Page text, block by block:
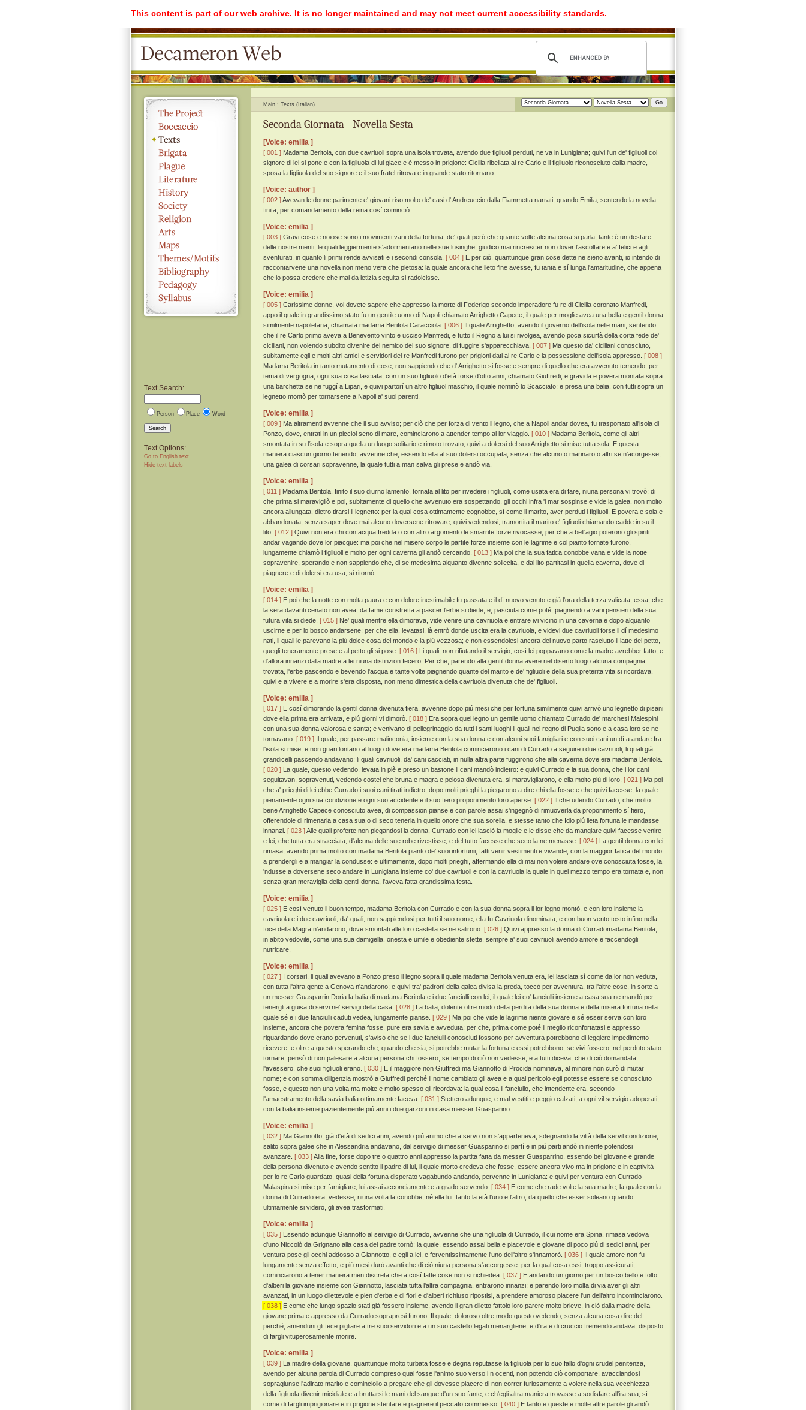
This content is part of our web archive. It is no longer maintained and may not meet current accessibility standards.
Text Search:
Person Place Word
Search
Text Options:
Go to English text
Hide text labels
Main Texts (Italian)
Seconda Giornata - Novella Sesta
[Voice: emilia ]
[ 001 ] Madama Beritola, con due cavriuoli sopra una isola trovata, avendo due figliuoli perduti, ne va in Lunigiana; quivi l'un de' figliuoli col
signore di lei si pone e con la figliuola di lui giace e è messo in prigione: Cicilia ribellata al re Carlo e il figliuolo riconosciuto dalla madre,
sposa la figliuola del suo signore e il suo fratel ritrova e in grande stato ritornano.
[Voice: author ]
[ 002 ]Avevan le donne parimente e' giovani riso molto de' casi d' Andreuccio dalla Fiammetta narrati, quando Emilia, sentendo la novella
finita, per comandamento della reina cosí cominciò:
[Voice: emilia ]
[ 003 ] Gravi cose e noiose sono i movimenti varii della fortuna, de' quali però che quante volte alcuna cosa si parla, tante è un destare
delle nostre menti, le quali leggiermente s'adormentano nelle sue lusinghe, giudico mai rincrescer non dover l'ascoltare e a' felici e agli
sventurati, in quanto li primi rende avvisati e i secondi consola. [ 004 ] E per ciò, quantunque gran cose dette ne sieno avanti, io intendo di
raccontarvene una novella non meno vera che pietosa: la quale ancora che lieto fine avesse, fu tanta e sí lunga l'amaritudine, che appena
che io possa credere che mai da letizia seguita si radolcisse.
[Voice: emilia ]
[ 005 ] Carissime donne, voi dovete sapere che appresso la morte di Federigo secondo imperadore fu re di Cicilia coronato Manfredi,
appo il quale in grandissimo stato fu un gentile uomo di Napoli chiamato Arrighetto Capece, il quale per moglie avea una bella e gentil donna
similmente napoletana, chiamata madama Beritola Caracciola. [ 006 ] Il quale Arrighetto, avendo il governo dell'isola nelle mani, sentendo
che il re Carlo primo aveva a Benevento vinto e ucciso Manfredi, e tutto il Regno a lui si rivolgea, avendo poca sicurtà della corta fede de'
ciciliani, non volendo subdito divenire del nemico del suo signore, di fuggire s'apparecchiava. [ 007 ] Ma questo da' ciciliani conosciuto,
subitamente egli e molti altri amici e servidori del re Manfredi furono per prigioni dati al re Carlo e la possessione dell'isola appresso. [ 008 ]
Madama Beritola in tanto mutamento di cose, non sappiendo che d' Arrighetto si fosse e sempre di quello che era avvenuto temendo, per
tema di vergogna, ogni sua cosa lasciata, con un suo figliuolo d'età forse d'otto anni, chiamato Giuffredi, e gravida e povera montata sopra
una barchetta se ne fuggí a Lipari, e quivi partorí un altro figliuol maschio, il quale nominò lo Scacciato; e presa una balia, con tutti sopra un
legnetto montò per tornarsene a Napoli a' suoi parenti.
[Voice: emilia ]
[ 009 ] Ma altramenti avvenne che il suo avviso; per ciò che per forza di vento il legno, che a Napoli andar dovea, fu trasportato all'isola di
Ponzo, dove, entrati in un picciol seno di mare, cominciarono a attender tempo al lor viaggio. [ 010 ] Madama Beritola, come gli altri
smontata in su l'isola e sopra quella un luogo solitario e rimoto trovato, quivi a dolersi del suo Arrighetto si mise tutta sola. E questa
maniera ciascun giorno tenendo, avvenne che, essendo ella al suo dolersi occupata, senza che alcuno o marinaro o altri se n'acorgesse,
una galea di corsari sopravenne, la quale tutti a man salva gli prese e andò via.
[Voice: emilia ]
[ 011 ] Madama Beritola, finito il suo diurno lamento, tornata al lito per rivedere i figliuoli, come usata era di fare, niuna persona vi trovò; di
che prima si maravigliò e poi, subitamente di quello che avvenuto era sospettando, gli occhi infra 'l mar sospinse e vide la galea, non molto
ancora allungata, dietro tirarsi il legnetto: per la qual cosa ottimamente cognobbe, sí come il marito, aver perduti i figliuoli. E povera e sola e
abbandonata, senza saper dove mai alcuno doversene ritrovare, quivi vedendosi, tramortita il marito e' figliuoli chiamando cadde in su il
lito. [ 012 ] Quivi non era chi con acqua fredda o con altro argomento le smarrite forze rivocasse, per che a bell'agio poterono gli spiriti
andar vagando dove lor piacque: ma poi che nel misero corpo le partite forze insieme con le lagrime e col pianto tornate furono,
lungamente chiamò i figliuoli e molto per ogni caverna gli andò cercando. [ 013 ] Ma poi che la sua fatica conobbe vana e vide la notte
sopravenire, sperando e non sappiendo che, di se medesima alquanto divenne sollecita, e dal lito partitasi in quella caverna, dove di
piagnere e di dolersi era usa, si ritornò.
[Voice: emilia ]
[ 014 ] E poi che la notte con molta paura e con dolore inestimabile fu passata e il dí nuovo venuto e già l'ora della terza valicata, essa, che
la sera davanti cenato non avea, da fame constretta a pascer l'erbe si diede; e, pasciuta come poté, piagnendo a varii pensieri della sua
futura vita si diede. [ 015 ] Ne' quali mentre ella dimorava, vide venire una cavriuola e entrare ivi vicino in una caverna e dopo alquanto
uscirne e per lo bosco andarsene: per che ella, levatasi, là entrò donde uscita era la cavriuola, e videvi due cavriuoli forse il dí medesimo
nati, li quali le parevano la piú dolce cosa del mondo e la piú vezzosa; e non essendolesi ancora del nuovo parto rasciutto il latte del petto,
quegli teneramente prese e al petto gli si pose. [ 016 ] Li quali, non rifiutando il servigio, cosí lei poppavano come la madre avrebber fatto; e
d'allora innanzi dalla madre a lei niuna distinzion fecero. Per che, parendo alla gentil donna avere nel diserto luogo alcuna compagnia
trovata, l'erbe pascendo e bevendo l'acqua e tante volte piagnendo quante del marito e de' figliuoli e della sua preterita vita si ricordava,
quivi e a vivere e a morire s'era disposta, non meno dimestica della cavriuola divenuta che de' figliuoli.
[Voice: emilia ]
[ 017 ] E cosí dimorando la gentil donna divenuta fiera, avvenne dopo piú mesi che per fortuna similmente quivi arrivò uno legnetto di pisani
dove ella prima era arrivata, e piú giorni vi dimorò. [ 018 ] Era sopra quel legno un gentile uomo chiamato Currado de' marchesi Malespini
con una sua donna valorosa e santa; e venivano di pellegrinaggio da tutti i santi luoghi li quali nel regno di Puglia sono e a casa loro se ne
tornavano. [ 019 ] Il quale, per passare malinconia, insieme con la sua donna e con alcuni suoi famigliari e con suoi cani un dí a andare fra
l'isola si mise; e non guari lontano al luogo dove era madama Beritola cominciarono i cani di Currado a seguire i due cavriuoli, li quali già
grandicelli pascendo andavano; li quali cavriuoli, da' cani cacciati, in nulla altra parte fuggirono che alla caverna dove era madama Beritola.
[ 020 ] La quale, questo vedendo, levata in piè e preso un bastone li cani mandò indietro: e quivi Currado e la sua donna, che i lor cani
seguitavan, sopravenuti, vedendo costei che bruna e magra e pelosa divenuta era, si maravigliarono, e ella molto piú di loro. [ 021 ] Ma poi
che a' prieghi di lei ebbe Currado i suoi cani tirati indietro, dopo molti prieghi la piegarono a dire chi ella fosse e che quivi facesse; la quale
pienamente ogni sua condizione e ogni suo accidente e il suo fiero proponimento loro aperse. [ 022 ] Il che udendo Currado, che molto
bene Arrighetto Capece conosciuto avea, di compassion pianse e con parole assai s'ingegnò di rimuoverla da proponimento sí fiero,
offerendole di rimenarla a casa sua o di seco tenerla in quello onore che sua sorella, e stesse tanto che Idio piú lieta fortuna le mandasse
innanzi. [ 023 ]Alle quali proferte non piegandosi la donna, Currado con lei lasciò la moglie e le disse che da mangiare quivi facesse venire
e lei, che tutta era stracciata, d'alcuna delle sue robe rivestisse, e del tutto facesse che seco la ne menasse. [ 024 ] La gentil donna con lei
rimasa, avendo prima molto con madama Beritola pianto de' suoi infortunii, fatti venir vestimenti e vivande, con la maggior fatica del mondo
a prendergli e a mangiar la condusse: e ultimamente, dopo molti prieghi, affermando ella di mai non volere andare ove conosciuta fosse, la
'ndusse a doversene seco andare in Lunigiana insieme co' due cavriuoli e con la cavriuola la quale in quel mezzo tempo era tornata e, non
senza gran meraviglia della gentil donna, l'aveva fatta grandissima festa.
[Voice: emilia ]
[ 025 ] E cosí venuto il buon tempo, madama Beritola con Currado e con la sua donna sopra il lor legno montò, e con loro insieme la
cavriuola e i due cavriuoli, da' quali, non sappiendosi per tutti il suo nome, ella fu Cavriuola dinominata; e con buon vento tosto infino nella
foce della Magra n'andarono, dove smontati alle loro castella se ne salirono. [ 026 ] Quivi appresso la donna di Curradomadama Beritola,
in abito vedovile, come una sua damigella, onesta e umile e obediente stette, sempre a' suoi cavriuoli avendo amore e faccendogli
nutricare.
[Voice: emilia ]
[ 027 ] I corsari, li quali avevano a Ponzo preso il legno sopra il quale madama Beritola venuta era, lei lasciata sí come da lor non veduta,
con tutta l'altra gente a Genova n'andarono; e quivi tra' padroni della galea divisa la preda, toccò per avventura, tra l'altre cose, in sorte a
un messer Guasparrin Doria la balia di madama Beritola e i due fanciulli con lei; il quale lei co' fanciulli insieme a casa sua ne mandò per
tenergli a guisa di servi ne' servigi della casa. [ 028 ] La balia, dolente oltre modo della perdita della sua donna e della misera fortuna nella
quale sé e i due fanciulli caduti vedea, lungamente pianse. [ 029 ] Ma poi che vide le lagrime niente giovare e sé esser serva con loro
insieme, ancora che povera femina fosse, pure era savia e avveduta; per che, prima come poté il meglio riconfortatasi e appresso
riguardando dove erano pervenuti, s'avisò che se i due fanciulli conosciuti fossono per avventura potrebbono di leggiere impedimento
ricevere: e oltre a questo sperando che, quando che sia, si potrebbe mutar la fortuna e essi potrebbono, se vivi fossero, nel perduto stato
tornare, pensò di non palesare a alcuna persona chi fossero, se tempo di ciò non vedesse; e a tutti diceva, che di ciò domandata
l'avessero, che suoi figliuoli erano. [ 030 ] E il maggiore non Giuffredi ma Giannotto di Procida nominava, al minore non curò di mutar
nome; e con somma diligenzia mostrò a Giuffredi perché il nome cambiato gli avea e a qual pericolo egli potesse essere se conosciuto
fosse, e questo non una volta ma molte e molto spesso gli ricordava: la qual cosa il fanciullo, che intendente era, secondo
l'amaestramento della savia balia ottimamente faceva. [ 031 ] Stettero adunque, e mal vestiti e peggio calzati, a ogni vil servigio adoperati,
con la balia insieme pazientemente piú anni i due garzoni in casa messer Guasparino.
[Voice: emilia ]
[ 032 ] Ma Giannotto, già d'età di sedici anni, avendo piú animo che a servo non s'apparteneva, sdegnando la viltà della servil condizione,
salito sopra galee che in Alessandria andavano, dal servigio di messer Guasparino si partí e in piú parti andò in niente potendosi
avanzare. [ 033 ]Alla fine, forse dopo tre o quattro anni appresso la partita fatta da messer Guasparrino, essendo bel giovane e grande
della persona divenuto e avendo sentito il padre di lui, il quale morto credeva che fosse, essere ancora vivo ma in prigione e in captività
per lo re Carlo guardato, quasi della fortuna disperato vagabundo andando, pervenne in Lunigiana: e quivi per ventura con Currado
Malaspina si mise per famigliare, lui assai acconciamente e a grado servendo. [ 034 ] E come che rade volte la sua madre, la quale con la
donna di Currado era, vedesse, niuna volta la conobbe, né ella lui: tanto la età l'uno e l'altro, da quello che esser soleano quando
ultimamente si videro, gli avea trasformati.
[Voice: emilia ]
[ 035 ] Essendo adunque Giannotto al servigio di Currado, avvenne che una figliuola di Currado, il cui nome era Spina, rimasa vedova
d'uno Niccolò da Grignano alla casa del padre tornò: la quale, essendo assai bella e piacevole e giovane di poco piú di sedici anni, per
ventura pose gli occhi addosso a Giannotto, e egli a lei, e ferventissimamente l'uno dell'altro s'innamorò. [ 036 ] Il quale amore non fu
lungamente senza effetto, e piú mesi durò avanti che di ciò niuna persona s'accorgesse: per la qual cosa essi, troppo assicurati,
cominciarono a tener maniera men discreta che a cosí fatte cose non si richiedea. [ 037 ] E andando un giorno per un bosco bello e folto
d'alberi la giovane insieme con Giannotto, lasciata tutta l'altra compagnia, entrarono innanzi; e parendo loro molta di via aver gli altri
avanzati, in un luogo dilettevole e pien d'erba e di fiori e d'alberi richiuso ripostisi, a prendere amoroso piacere l'un dell'altro incominciarono.
[ 038 ] E come che lungo spazio stati già fossero insieme, avendo il gran diletto fattolo loro parere molto brieve, in ciò dalla madre della
giovane prima e appresso da Currado soprapresi furono. Il quale, doloroso oltre modo questo vedendo, senza alcuna cosa dire del
perché, amenduni gli fece pigliare a tre suoi servidori e a un suo castello legati menargliene; e d'ira e di cruccio fremendo andava, disposto
di fargli vituperosamente morire.
[Voice: emilia ]
[ 039 ] La madre della giovane, quantunque molto turbata fosse e degna reputasse la figliuola per lo suo fallo d'ogni crudel penitenza,
avendo per alcuna parola di Currado compreso qual fosse l'animo suo verso i n ocenti, non potendo ciò comportare, avacciandosi
sopragiunse l'adirato marito e cominciollo a pregare che gli dovesse piacere di non correr furiosamente a volere nella sua vecchiezza
della figliuola divenir micidiale e a bruttarsi le mani del sangue d'un suo fante, e ch'egli altra maniera trovasse a sodisfare all'ira sua, sí
come di fargli imprigionare e in prigione stentare e piagnere il peccato commesso. [ 040 ] E tanto e queste e molte altre parole gli andò